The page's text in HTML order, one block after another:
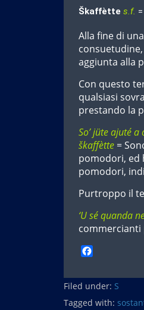
Škaffètte s.f.
Alla fine di
aggiunta alla
Con questo
qualsiasi
prestando la
So’ jüte ajuté a
škaffètte =
pomodori, ed
pomodori,
Purtroppo il
‘U sé quanda
commercianti
c
e
b
Filed under: S
Tagged with: